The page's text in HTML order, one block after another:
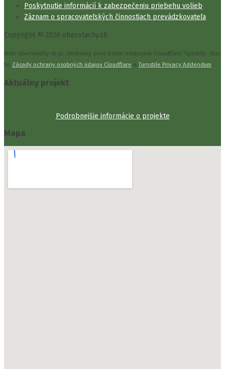
Poskytnutie informácií k zabezpečeniu priebehu volieb
Záznam o spracovateľských činnostiach prevádzkovateľa
Copyright © 2026 obecvlachy.sk
Web obecvlachy.sk je chránený pred botmi nástrojom Cloudflare Turnstile. Viac
tu: Zásady ochrany osobných údajov Cloudflare a Turnstile Privacy Addendum.
Aktuálny projekt
Podrobnejšie informácie o projekte
Mapa